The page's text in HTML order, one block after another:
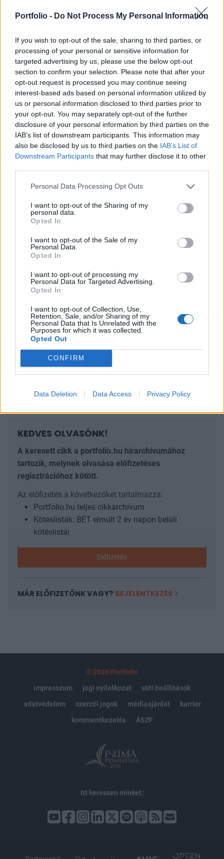
Portfolio - Do Not Process My Personal Information
If you wish to opt-out of the sale, sharing to third parties, or
processing of your personal or sensitive information for
targeted advertising by us, please use the below opt-out
section to confirm your selection. Please note that after your
opt-out request is processed you may continue seeing
interest-based ads based on personal information utilized by
us or personal information disclosed to third parties prior to
your opt-out. You may separately opt-out of the further
disclosure of your personal information by third parties on the
IAB’s list of downstream participants. This information may
also be disclosed by us to third parties on the IAB’s List of
Downstream Participants that may further disclose it to other
Personal Data Processing Opt Outs
I want to opt-out of the Sharing of my
personal data.
Opted In
I want to opt-out of the Sale of my
Personal Data.
Opted In
I want to opt-out of processing my
Personal Data for Targeted Advertising.
Opted In
I want to opt-out of Collection, Use,
Retention, Sale, and/or Sharing of my
Personal Data that Is Unrelated with the
Purposes for which it was collected.
Opted Out
CONFIRM
Data Deletion Data Access Privacy Policy
alapesetben 5.2%-os idei recesszióból indul ki,
amely mellett éves átlagban 4.0%-os lenne az
elhúzódna, akkor az idei magyar recesszió
mértékét 6.5%-osra becsülik és a GDP még 2010-
ben is 0.2%-kal csökkenne. A következő
hónapokban 285-320 között ingadozó euró-forint
árfolyamra számítanak a bank elemzői (majd
fokozatos forinterősödésre), de a várható
jegybanki reakció miatt nem számítanak arra,
hogy az árfolyam tartósan a sáv felső széle
közelében maradjon. Az árfolyammal kapcsolatos
kockázatok miatt rövidtávon nem várnak
arra az optimista forgatókönyv szerint csak az év
második felétől nyílhatna lehetőség (összesen 100
bázispontos mértékben) a nemzetközi befektetői
környezet javulásával párhuzamosan - vélik az
MKB Bank elemzői. Pesszimista forgatókönyv
esetén (40%-os a valószínűsége) akár 12.5%-ra is
terjedelmes, friss elemzés Magyarországgal
kapcsolatos részeit az alábbiakban változtatás
nélkül közöljük.
GDP-, inflációs-, külső egyensúly-kilátások. Növekedés A
hazai növekedési kilátások márciusban tovább romlottak,
és nőtt a vártnál nagyobb visszaesés kockázata, de
egyelőre nem változtatunk előrejelzéseinken. 2009-ben a
GDP 4,2-6,5%-os (alapesetben 5,2%-os) visszaesését
prognosztizáljuk. Az ipari termelés ugyan kissé nőtt
januárban, de ez a belföldi értékesítés...
KEDVES OLVASÓNK!
A keresett cikk a portfolio.hu hírarchívumához
tartozik, melynek olvasása előfizetéses
regisztrációhoz kötött.
Az előfizetés a következőket tartalmazza:
Portfolio.hu teljes cikkarchívum
Kötéslisták: BÉT elmúlt 2 év napon belüli
kötéslistái
Előfizetés
MÁR ELŐFIZETŐNK VAGY? BEJELENTKEZÉS
© 2026 Portfolio
impresszum
jogi nyilatkozat
süti beállítások
adatvédelem
szerzői jogok médiaajánlat
karrier
kommentkezelés
ÁSZF
Itt keressen minket: